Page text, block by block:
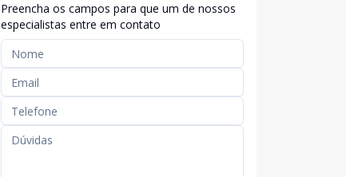
Preencha os campos para que um de nossos
especialistas entre em contato